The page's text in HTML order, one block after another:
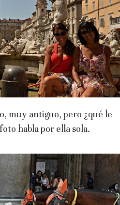
muy antiguo, pero ¿qué le
habla por ella sola.